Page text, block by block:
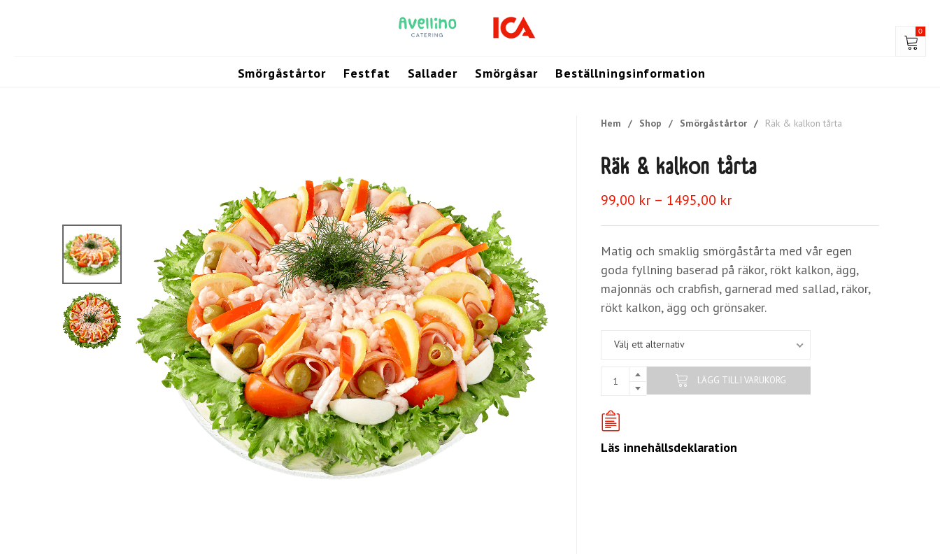
0
Smörgåstårtor Festfat Sallader Smörgåsar Beställningsinformation
Hem / Shop / Smörgåstårtor / Räk & kalkon tårta
Räk & kalkon tårta
99,00 kr – 1495,00 krPrisintervall:
till
1495,00 kr
Matig och smaklig smörgåstårta med vår egen
goda fyllning baserad på räkor, rökt kalkon, ägg,
majonnäs och crabfish, garnerad med sallad, räkor,
rökt kalkon, ägg och grönsaker.
Välj ett alternativ
LÄGG TILL I VARUKORG
Läs innehållsdeklaration